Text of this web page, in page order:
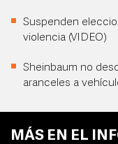
Suspenden
violencia (VIDEO)
Sheinbaum no
aranceles a
MÁS EN EL